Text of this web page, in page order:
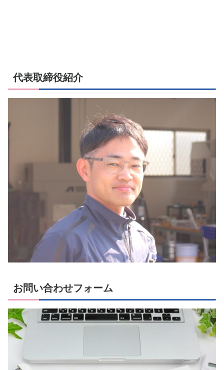
代表取締役紹介
お問い合わせフォーム